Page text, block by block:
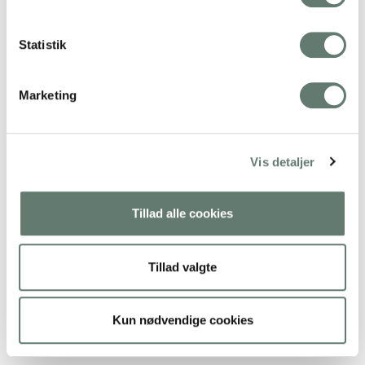
Statistik
Marketing
Vis detaljer
Tillad alle cookies
Tillad valgte
Kun nødvendige cookies
Barn hoste om natten Alle links er seneste opdateret januar
2024. SPØRGSMÅL Kære Rose Min…